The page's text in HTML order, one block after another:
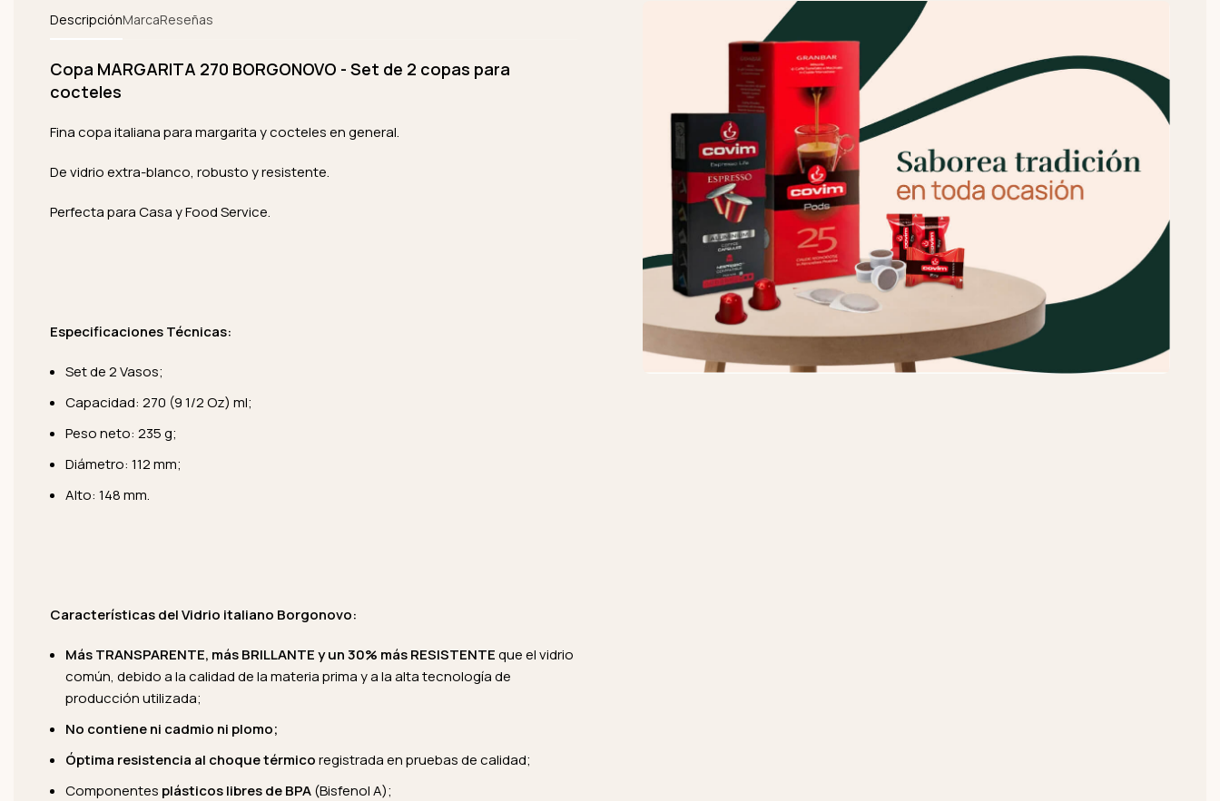
DescripciónMarcaReseñas
Copa MARGARITA 270 BORGONOVO - Set de 2 copas para
cocteles
Fina copa italiana para margarita y cocteles en general.
De vidrio extra-blanco, robusto y resistente.
Perfecta para Casa y Food Service.
Especificaciones Técnicas:
Set de 2 Vasos;
Capacidad: 270 (9 1/2 Oz) ml;
Peso neto: 235 g;
Diámetro: 112 mm;
Alto: 148 mm.
Características del Vidrio italiano Borgonovo:
Más TRANSPARENTE, más BRILLANTE y un 30% más RESISTENTEque el vidrio
común, debido a la calidad de la materia prima y a la alta tecnología de
producción utilizada;
No contiene ni cadmio ni plomo;
Óptima resistencia al choque térmicoregistrada en pruebas de calidad;
Componentes plásticoslibres de BPA(Bisfenol A);